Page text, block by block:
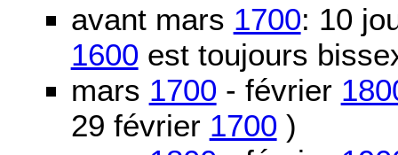
avant mars 1700: 10
1600 est toujours
mars 1700 - février
29 février 1700 )